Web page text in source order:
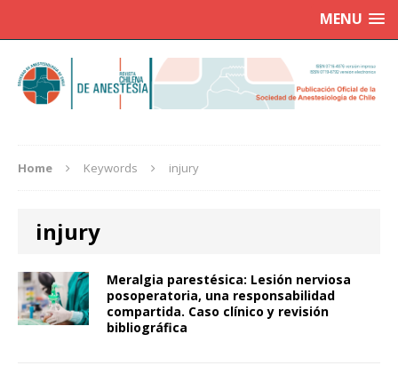
MENU
Home Keywords injury
injury
Meralgia parestésica: Lesión nerviosa
posoperatoria, una responsabilidad
compartida. Caso clínico y revisión
bibliográfica